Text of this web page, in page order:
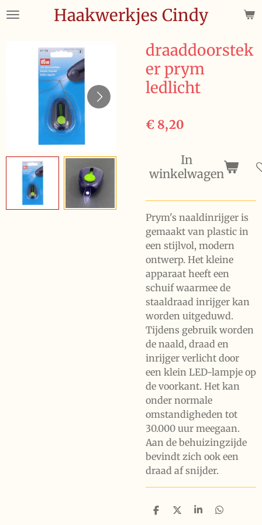
Ga
hoofdinhoud
Haakwerkjes Cindy
draaddoorstek
er prym
ledlicht
€ 8,20
In
winkelwagen
Prym's naaldinrijger is
gemaakt van plastic in
een stijlvol, modern
ontwerp. Het kleine
apparaat heeft een
schuif waarmee de
staaldraad inrijger kan
worden uitgeduwd.
Tijdens gebruik worden
de naald, draad en
inrijger verlicht door
een klein LED-lampje op
de voorkant. Het kan
onder normale
omstandigheden tot
30.000 uur meegaan.
Aan de behuizingzijde
bevindt zich ook een
draad af snijder.
D
D
S
D